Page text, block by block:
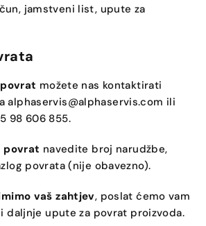
jamstveni list, upute za
možete nas kontaktirati
alphaservis@alphaservis.com ili
98 606 855.
povrat navedite broj narudžbe,
povrata (nije obavezno).
vaš zahtjev, poslat ćemo vam
daljnje upute za povrat proizvoda.